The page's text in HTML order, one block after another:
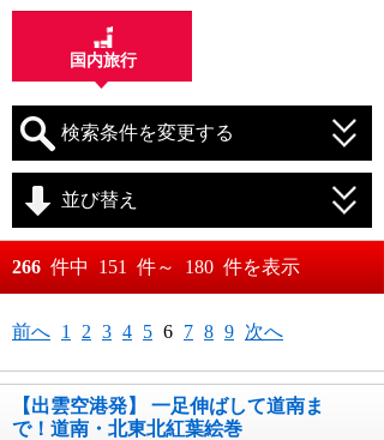
国内旅行
検索条件を変更する
月 日～
月 日
並び替え
おすすめ順
料金が高い順
266 件中 151 件～ 180 件を表示
前へ 1 2 3 4 5 6 7 8 9 次へ
【出雲空港発】 一足伸ばして道南ま
で！道南・北東北紅葉絵巻